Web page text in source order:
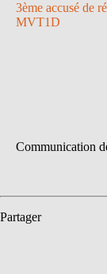
3ème accusé de
MVT1D
Communication
Partager